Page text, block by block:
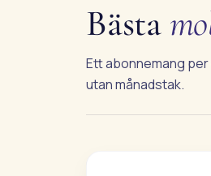
Bästa
Ett abonnemang
utan månadstak.